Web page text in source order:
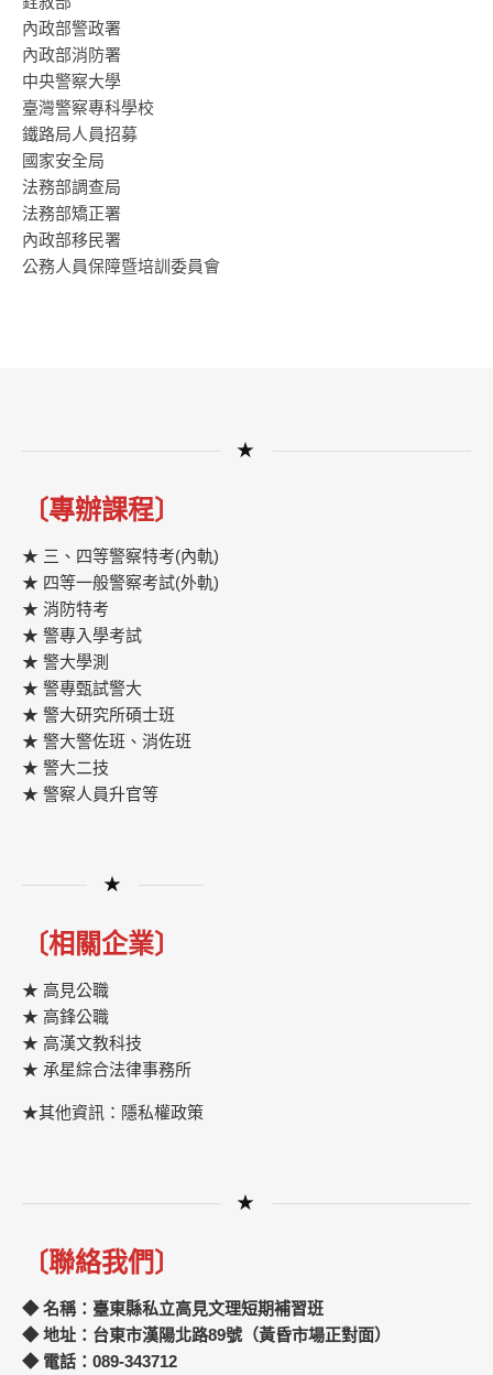
內政部警政署
內政部消防署
中央警察大學
臺灣警察專科學校
鐵路局人員招募
國家安全局
法務部調查局
法務部矯正署
內政部移民署
公務人員保障暨培訓委員會
★
〔專辦課程〕
★ 三、四等警察特考(內軌)
★ 四等一般警察考試(外軌)
★ 消防特考
★ 警專入學考試
★ 警大學測
★ 警專甄試警大
★ 警大研究所碩士班
★ 警大警佐班、消佐班
★ 警大二技
★ 警察人員升官等
★
〔相關企業〕
★ 高見公職
★ 高鋒公職
★ 高漢文教科技
★ 承星綜合法律事務所
★其他資訊：隱私權政策
★
〔聯絡我們〕
◆ 名稱：臺東縣私立高見文理短期補習班
◆ 地址：台東市漢陽北路89號（黃昏市場正對面）
◆ 電話：089-343712